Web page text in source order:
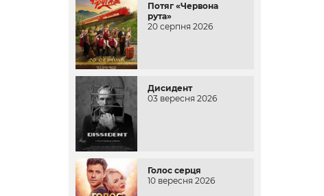
Потяг «Червона
рута»
20 серпня 2026
Дисидент
03 вересня 2026
Голос серця
10 вересня 2026